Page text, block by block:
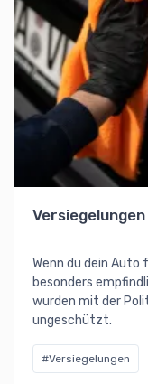
Wenn du dein
besonders
wurden mit der
ungeschützt.
#Versiegelungen